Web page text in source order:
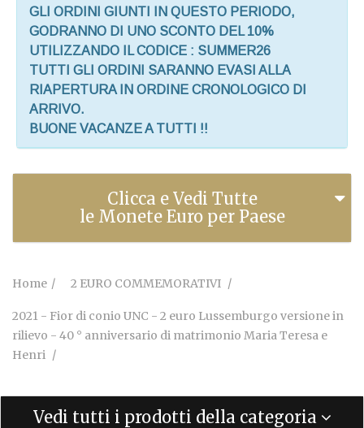
GLI ORDINI GIUNTI IN QUESTO PERIODO,
GODRANNO DI UNO SCONTO DEL 10%
UTILIZZANDO IL CODICE : SUMMER26
TUTTI GLI ORDINI SARANNO EVASI ALLA
RIAPERTURA IN ORDINE CRONOLOGICO DI
ARRIVO.
BUONE VACANZE A TUTTI !!
Clicca e Vedi Tutte
le Monete Euro per Paese
Home 2 EURO COMMEMORATIVI
2021 - Fior di conio UNC - 2 euro Lussemburgo versione in
rilievo - 40 ° anniversario di matrimonio Maria Teresa e
Henri
Vedi tutti i prodotti della categoria